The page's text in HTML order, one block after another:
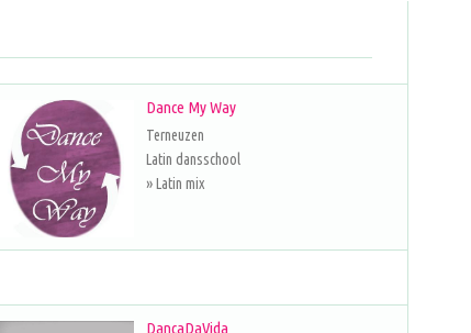
Dance My Way
Terneuzen
Latin dansschool
» Latin mix
DançaDaVida